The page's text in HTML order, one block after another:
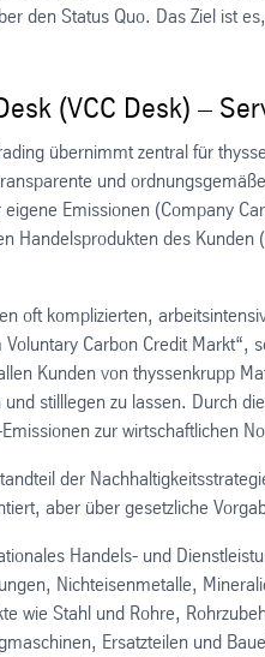
den Status Quo. Das Ziel ist
(VCC Desk) –
übernimmt zentral für
und
Emissionen (Company
Handelsprodukten des Kunden
oft komplizierten,
Carbon Credit Markt“,
Kunden von thyssenkrupp
stilllegen zu lassen. Durch
zur wirtschaftlichen
der
aber über gesetzliche
Handels- und
Nichteisenmetalle,
wie Stahl und Rohre,
Ersatzteilen und